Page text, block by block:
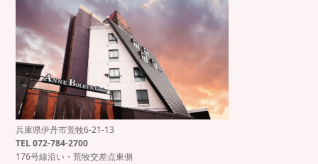
もっと見る
兵庫県伊丹市荒牧6-21-13
TEL 072-784-2700
176号線沿い・荒牧交差点東側